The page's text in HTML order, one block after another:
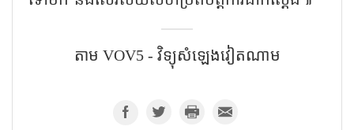
តាម VOV5 - វិទ្យុសំឡេងវៀតណាម